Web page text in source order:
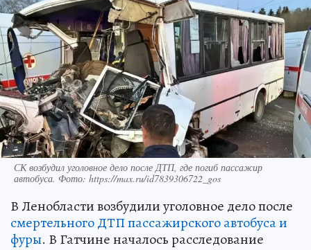
СК возбудил уголовное дело после ДТП, где погиб пассажир
автобуса. Фото: https://max.ru/id7839306722_gos
В Ленобласти возбудили уголовное дело после
смертельного ДТП пассажирского автобуса и
фуры. В Гатчине началось расследование